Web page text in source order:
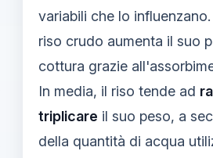
variabili che lo
riso crudo aumenta il suo
cottura grazie
In media, il riso tende ad
triplicare il suo peso, a
della quantità di acqua